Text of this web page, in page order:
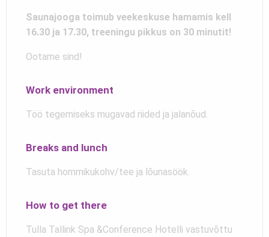
Saunajooga toimub veekeskuse hamamis kell
16.30 ja 17.30, treeningu pikkus on 30 minutit!
Ootame sind!
Work environment
Töö tegemiseks mugavad riided ja jalanõud.
Breaks and lunch
Tasuta hommikukohv/tee ja lõunasöök.
How to get there
Tulla Tallink Spa &Conference Hotelli vastuvõttu